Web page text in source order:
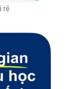
rẻ